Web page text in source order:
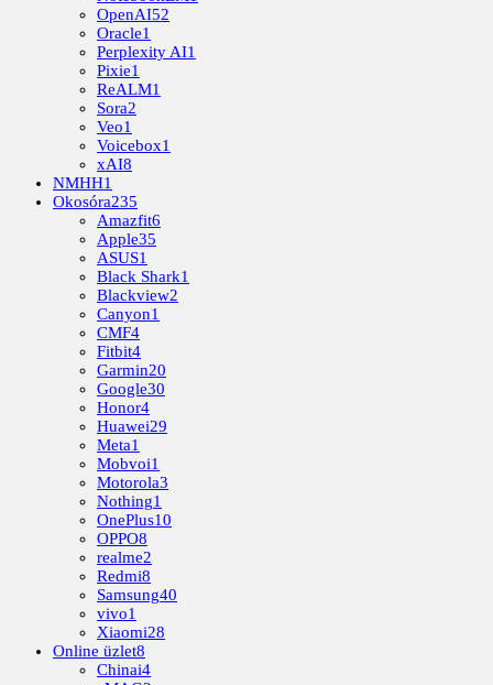
OpenAI52
Oracle1
Perplexity AI1
Pixie1
ReALM1
Sora2
Veo1
Voicebox1
xAI8
NMHH1
Okosóra235
Amazfit6
Apple35
ASUS1
Black Shark1
Blackview2
Canyon1
CMF4
Fitbit4
Garmin20
Google30
Honor4
Huawei29
Meta1
Mobvoi1
Motorola3
Nothing1
OnePlus10
OPPO8
realme2
Redmi8
Samsung40
vivo1
Xiaomi28
Online üzlet8
Chinai4